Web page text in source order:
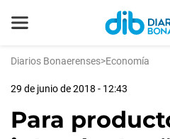
Diarios Bonaerenses>Economía
29 de junio de 2018 - 12:43
Para